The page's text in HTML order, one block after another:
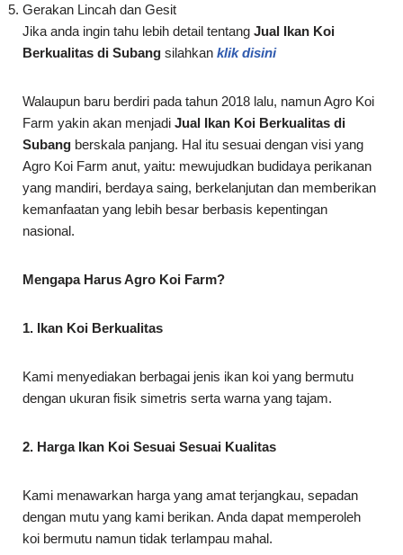
Gerakan Lincah dan Gesit
Jika anda ingin tahu lebih detail tentang Jual Ikan Koi
Berkualitas di Subang silahkan klik disini
Walaupun baru berdiri pada tahun 2018 lalu, namun Agro Koi
Farm yakin akan menjadi Jual Ikan Koi Berkualitas di
Subang berskala panjang. Hal itu sesuai dengan visi yang
Agro Koi Farm anut, yaitu: mewujudkan budidaya perikanan
yang mandiri, berdaya saing, berkelanjutan dan memberikan
kemanfaatan yang lebih besar berbasis kepentingan
nasional.
Mengapa Harus Agro Koi Farm?
1. Ikan Koi Berkualitas
Kami menyediakan berbagai jenis ikan koi yang bermutu
dengan ukuran fisik simetris serta warna yang tajam.
2. Harga Ikan Koi Sesuai Sesuai Kualitas
Kami menawarkan harga yang amat terjangkau, sepadan
dengan mutu yang kami berikan. Anda dapat memperoleh
koi bermutu namun tidak terlampau mahal.